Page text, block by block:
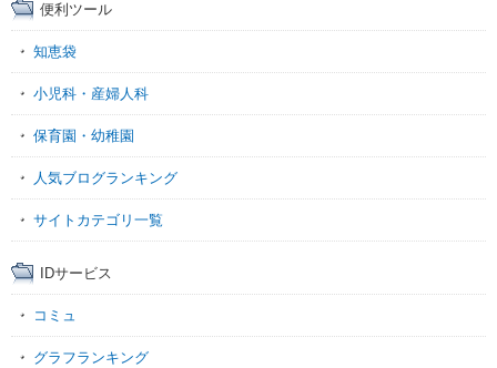
便利ツール
知恵袋
小児科・産婦人科
保育園・幼稚園
人気ブログランキング
サイトカテゴリ一覧
IDサービス
コミュ
グラフランキング